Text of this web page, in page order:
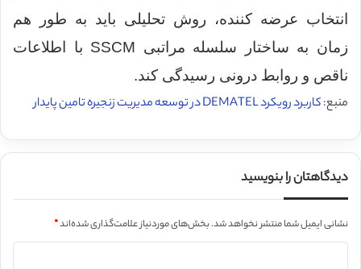
انتخاب عرضه کننده، روش تحلیلی باید به طور هم
زمان به ساختار سلسله مراتبی SSCM با اطلاعات
ناقص و روابط درونی رسیدگی کند.
منبع:کاربرد رویکرد DEMATEL در توسعه مدیریت زنجیره تامین پایدار
دیدگاهتان را بنویسید
نشانی ایمیل شما منتشر نخواهد شد.بخش‌های موردنیاز علامت‌گذاری شده‌اند*